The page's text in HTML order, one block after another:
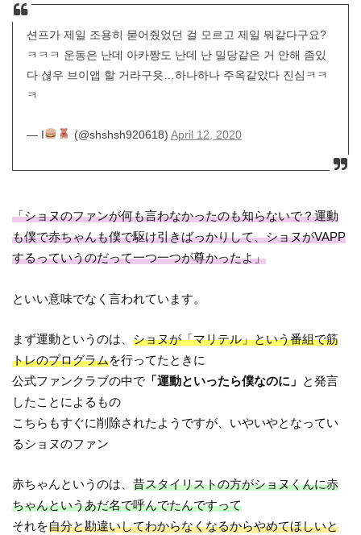
션프가 제일 조용히 묻어줬었던 걸 모르고 제일 뭐같다구요?
ㅋㅋㅋ 운동은 난데 아카짱도 난데 난 밀당같은 거 안해 좀있
다 셚우 브이앱 할 거라구욧…하나하나 주옥같았다 진심ㅋㅋ
ㅋ
— I (@shshsh920618) April 12, 2020
「ショヌのファンが何も言わなかったのも知らないで？運動
も僕で赤ちゃんも僕で駆け引きばっかりして、ショヌがVAPP
するっていうのだって一つ一つが尊かったよ」
といい意味でなく言われています。
まず運動というのは、ショヌが「マリテル」という番組で筋
トレのプログラムを行ってたときに
公式ファンクラブの中で 「運動といったら僕なのに」 と発言
したことによるもの
こちらもすぐに削除されたようですが、いやいやとなってい
るショヌのファン
赤ちゃんというのは、昔スタイリストの方がショヌくんに赤
ちゃんというあだ名で呼んでたんですって
それを自分と勘違いしてわからなくなるからやめてほしいと